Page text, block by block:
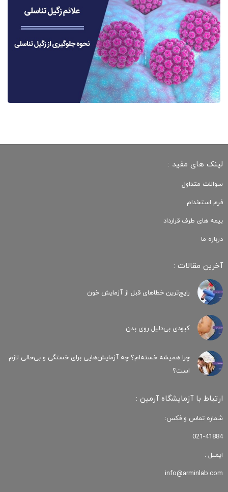
لینک های مفید :
سوالات متداول
فرم استخدام
بیمه های طرف قرارداد
درباره ما
آخرین مقالات :
رایج‌ترین خطاهای قبل از آزمایش خون
کبودی‌ بی‌دلیل روی بدن
چرا همیشه خسته‌ام؟ چه آزمایش‌هایی برای خستگی و بی‌حالی لازم
است؟
ارتباط با آزمایشگاه آرمین :
شماره تماس و فکس:
021-41884
ایمیل :
info@arminlab.com